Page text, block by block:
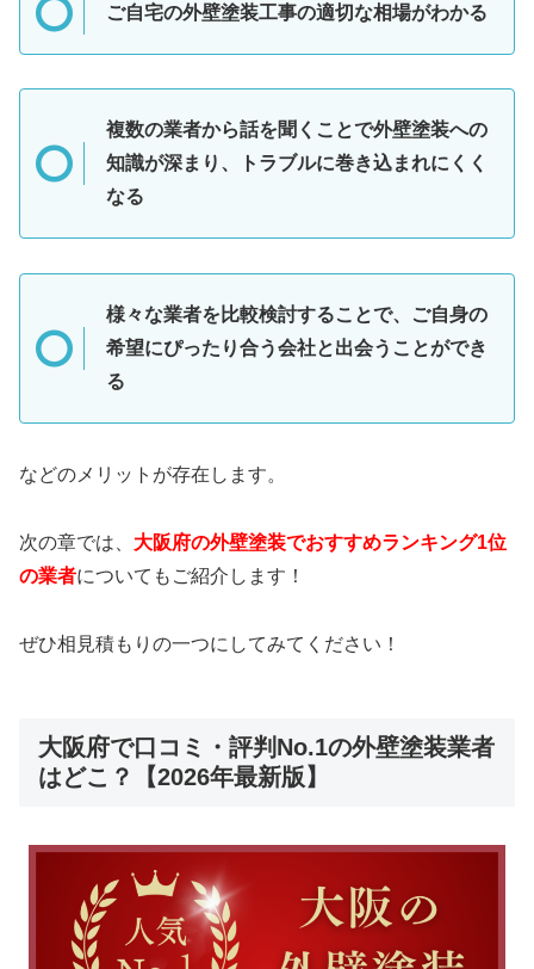
ご自宅の外壁塗装工事の適切な相場がわかる
複数の業者から話を聞くことで外壁塗装への
知識が深まり、トラブルに巻き込まれにくく
なる
様々な業者を比較検討することで、ご自身の
希望にぴったり合う会社と出会うことができ
る
などのメリットが存在します。
次の章では、 大阪府の外壁塗装でおすすめランキング1位
の業者についてもご紹介します！
ぜひ相見積もりの一つにしてみてください！
大阪府で口コミ・評判No.1の外壁塗装業者
はどこ？【2026年最新版】